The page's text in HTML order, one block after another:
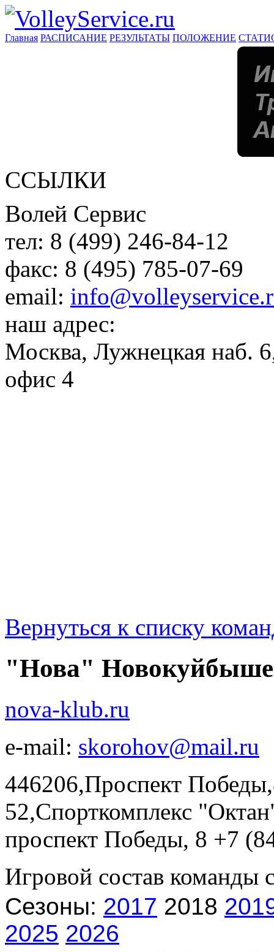
Главная РАСПИСАНИЕ РЕЗУЛЬТАТЫ ПОЛОЖЕНИЕ
ССЫЛКИ
Волей Сервис
тел: 8 (499) 246-84-12
факс: 8 (495) 785-07-69
email:
наш адрес:
Москва, Лужнецкая наб.
офис 4
Вернуться к списку
"Нова"
nova-klub.ru
e-mail: skorohov@mail.ru
446206,Проспект
52,Спорткомплекс
проспект Победы, 8 +7
Игровой состав команды
Сезоны: 2017 2018
2025 2026